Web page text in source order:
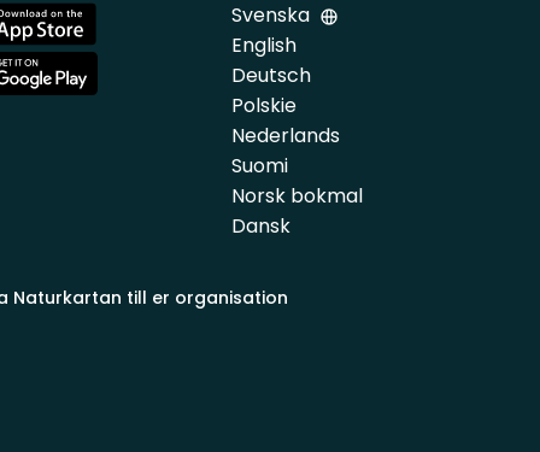
Svenska
English
Deutsch
Polskie
Nederlands
Suomi
Norsk bokmal
Dansk
Naturkartan till er organisation